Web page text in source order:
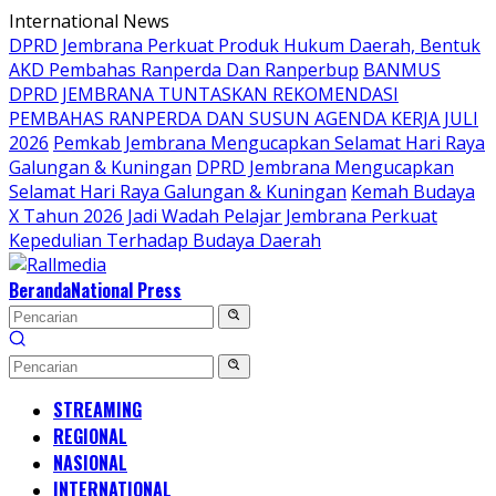
Langsung
ke
konten
International News
DPRD Jembrana Perkuat Produk Hukum Daerah, Bentuk
AKD Pembahas Ranperda Dan Ranperbup BANMUS
DPRD JEMBRANA TUNTASKAN REKOMENDASI
PEMBAHAS RANPERDA DAN SUSUN AGENDA KERJA JULI
2026 Pemkab Jembrana Mengucapkan Selamat Hari Raya
Galungan & Kuningan DPRD Jembrana Mengucapkan
Selamat Hari Raya Galungan & Kuningan Kemah Budaya
X Tahun 2026 Jadi Wadah Pelajar Jembrana Perkuat
Kepedulian Terhadap Budaya Daerah
BerandaNational Press
STREAMING
REGIONAL
NASIONAL
INTERNATIONAL